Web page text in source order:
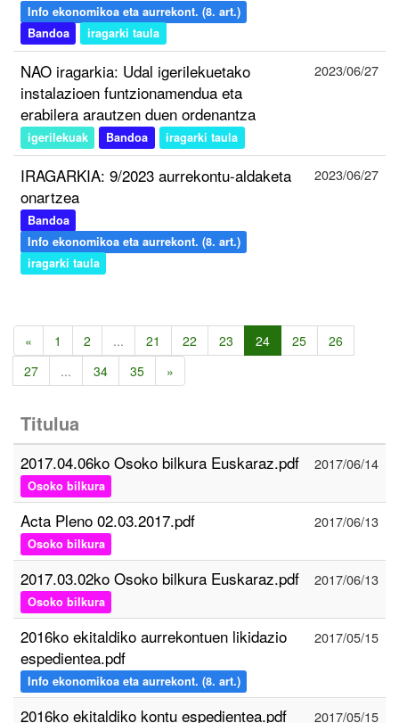
Info ekonomikoa eta aurrekont. (8. art.)
Bandoa
iragarki taula
NAO iragarkia: Udal igerilekuetako
instalazioen funtzionamendua eta
erabilera arautzen duen ordenantza
igerilekuak Bandoa iragarki taula
2023/06/27
IRAGARKIA: 9/2023 aurrekontu-aldaketa
onartzea
Bandoa
Info ekonomikoa eta aurrekont. (8. art.)
iragarki taula
2023/06/27
« 1 2 ... 21 22 23 24 25
26
27
... 34 35 »
Titulua
2017.04.06ko Osoko bilkura Euskaraz.pdf
Osoko bilkura
2017/06/14
Acta Pleno 02.03.2017.pdf
Osoko bilkura
2017/06/13
2017.03.02ko Osoko bilkura Euskaraz.pdf
Osoko bilkura
2017/06/13
2016ko ekitaldiko aurrekontuen likidazio
espedientea.pdf
Info ekonomikoa eta aurrekont. (8. art.)
2017/05/15
2016ko ekitaldiko kontu espedientea.pdf 2017/05/15